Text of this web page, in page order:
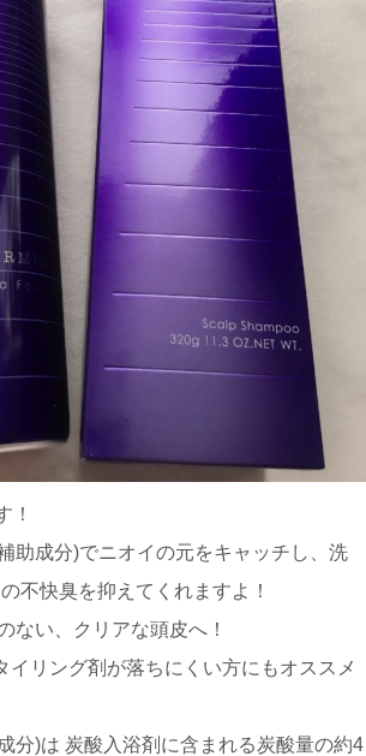
！
助成分)でニオイの元をキャッチし、洗
不快臭を抑えてくれますよ！
ない、クリアな頭皮へ！
イリング剤が落ちにくい方にもオススメ
分)は 炭酸入浴剤に含まれる炭酸量の約4